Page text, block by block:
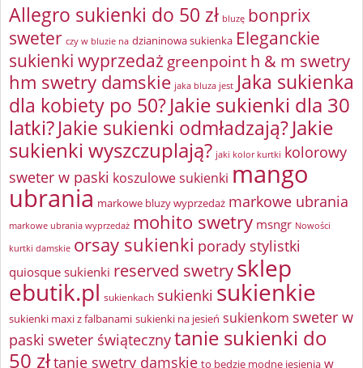
Allegro sukienki do 50 zł bluzę bonprix
sweter czy w bluzie na dzianinowa sukienka Eleganckie
sukienki wyprzedaż greenpointh & m swetry
hm swetry damskie jaka bluza jest Jaka sukienka
dla kobiety po 50?Jakie sukienki dla 30
latki?Jakie sukienki odmładzają?Jakie
sukienki wyszczuplają? jaki kolor kurtki kolorowy
sweter w paski koszulowe sukienki mango
ubrania markowe bluzy wyprzedaż markowe ubrania
markowe ubrania wyprzedaż mohito swetry msngr Nowości
kurtki damskie orsay sukienki porady stylistki
quiosque sukienki reserved swetrysklep
ebutik.pl sukienkach sukienki sukienkie
sukienki maxi z falbanami sukienki na jesień sukienkom sweter w
paski sweter świątecznytanie sukienki do
50 złtanie swetry damskie to będzie modne jesienią w